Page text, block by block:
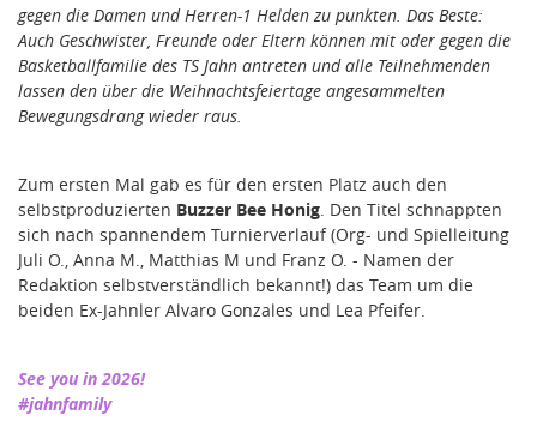
gegen die Damen und Herren-1 Helden zu punkten. Das Beste:
Auch Geschwister, Freunde oder Eltern können mit oder gegen die
Basketballfamilie des TS Jahn antreten und alle Teilnehmenden
lassen den über die Weihnachtsfeiertage angesammelten
Bewegungsdrang wieder raus.
Zum ersten Mal gab es für den ersten Platz auch den
selbstproduzierten Buzzer Bee Honig. Den Titel schnappten
sich nach spannendem Turnierverlauf (Org- und Spielleitung
Juli O., Anna M., Matthias M und Franz O. - Namen der
Redaktion selbstverständlich bekannt!) das Team um die
beiden Ex-Jahnler Alvaro Gonzales und Lea Pfeifer.
See you in 2026!
#jahnfamily